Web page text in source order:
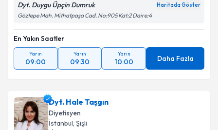
Dyt. Duygu Üpçin Dumruk Haritada Göster
Göztepe Mah. Mithatpaşa Cad. No:905 Kat:2 Daire:4
En Yakın Saatler
Yarın
09:00
Yarın
09:30
Yarın
10:00 Daha Fazla
Dyt. Hale Taşgın
Diyetisyen
İstanbul, Şişli